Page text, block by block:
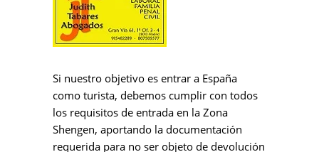
Si nuestro objetivo es entrar a España
como turista, debemos cumplir con todos
los requisitos de entrada en la Zona
Shengen, aportando la documentación
requerida para no ser objeto de devolución